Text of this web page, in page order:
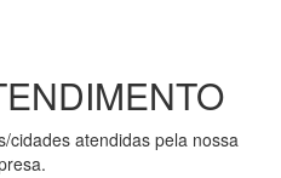
cidades atendidas pela nossa